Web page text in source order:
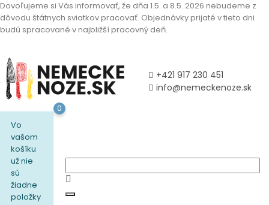
Dovoľujeme si Vás informovať, že dňa 1.5. a 8.5. 2026 nebudeme z
dôvodu štátnych sviatkov pracovať. Objednávky prijaté v tieto dni
budú spracované v najbližší pracovný deň.
+421 917 230 451
info@nemeckenoze.sk
Vo
vašom
košíku
už nie
sú
žiadne
položky
0